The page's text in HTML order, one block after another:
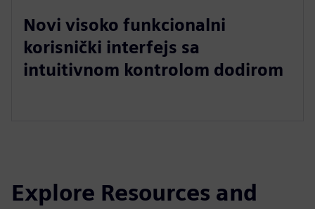
Novi visoko funkcionalni
korisnički interfejs sa
intuitivnom kontrolom dodirom
Explore Resources and